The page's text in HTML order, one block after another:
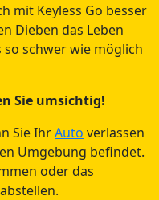
mit Keyless Go besser
Dieben das Leben
so schwer wie möglich
Sie umsichtig!
Sie IhrAuto verlassen
Umgebung befindet.
oder das